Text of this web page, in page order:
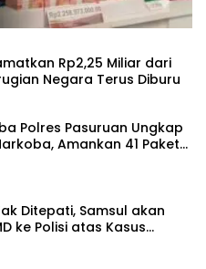
Rp2,25 Miliar dari
Negara Terus Diburu
Polres Pasuruan Ungkap
Amankan 41 Paket
Ditepati, Samsul akan
ke Polisi atas Kasus